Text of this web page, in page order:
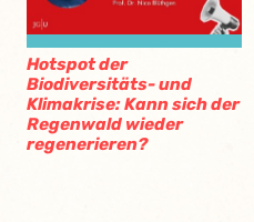
Hotspot der
Biodiversitäts- und
Klimakrise: Kann sich der
Regenwald wieder
regenerieren?